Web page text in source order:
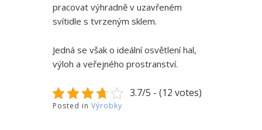
pracovat výhradně v uzavřeném
svítidle s tvrzeným sklem.
Jedná se však o ideální osvětlení hal,
výloh a veřejného prostranství.
3.7/5 - (12 votes)
Posted in Výrobky